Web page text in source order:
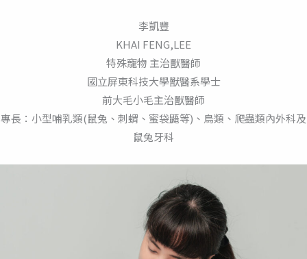
李凱豐
KHAI FENG,LEE
特殊寵物 主治獸醫師
國立屏東科技大學獸醫系學士
前大毛小毛主治獸醫師
專長：小型哺乳類(鼠兔、刺蝟、蜜袋鼯等)、鳥類、爬蟲類內外科及
鼠兔牙科